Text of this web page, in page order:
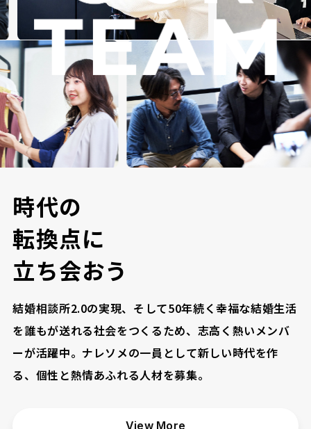
時代の
転換点に
立ち会おう
結婚相談所2.0の実現、そして50年続く幸福な結婚生活
を誰もが送れる社会をつくるため、志高く熱いメンバ
ーが活躍中。ナレソメの一員として新しい時代を作
る、個性と熱情あふれる人材を募集。
View More